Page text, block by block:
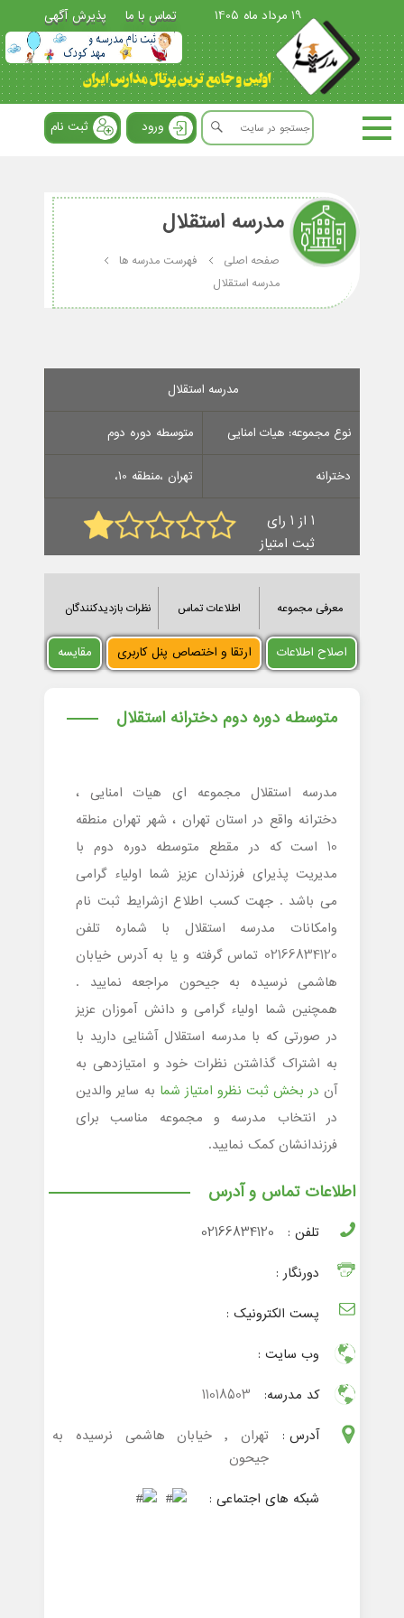
19 مرداد ماه 1405 تماس با ما پذیرش آگهی
ورود ثبت نام
مدرسه استقلال
صفحه اصلی
فهرست مدرسه ها
مدرسه استقلال
مدرسه استقلال
نوع مجموعه: هیات امنایی متوسطه دوره دوم
دخترانه تهران ،منطقه 10،
1 از 1 رای
ثبت امتیاز
معرفی مجموعه اطلاعات تماس نظرات بازدیدکنندگان
اصلاح اطلاعات ارتقا و اختصاص پنل کاربری مقایسه
متوسطه دوره دوم دخترانه استقلال
مدرسه استقلال مجموعه ای هیات امنایی ،
دخترانه واقع در استان تهران ، شهر تهران منطقه
10 است که در مقطع متوسطه دوره دوم با
مدیریت پذیرای فرزندان عزیز شما اولیاء گرامی
می باشد . جهت کسب اطلاع ازشرایط ثبت نام
وامکانات مدرسه استقلال با شماره تلفن
02166834120 تماس گرفته و یا به آدرس خیابان
هاشمی نرسیده به جیحون مراجعه نمایید .
همچنین شما اولیاء گرامی و دانش آموزان عزیز
در صورتی که با مدرسه استقلال آشنایی دارید با
به اشتراک گذاشتن نظرات خود و امتیازدهی به
آن در بخش ثبت نظرو امتیاز شما به سایر والدین
در انتخاب مدرسه و مجموعه مناسب برای
فرزندانشان کمک نمایید.
اطلاعات تماس و آدرس
تلفن :
02166834120
دورنگار :
پست الکترونیک :
وب سایت :
کد مدرسه:
11018503
آدرس :
تهران , خیابان هاشمی نرسیده به
جیحون
شبکه های اجتماعی :